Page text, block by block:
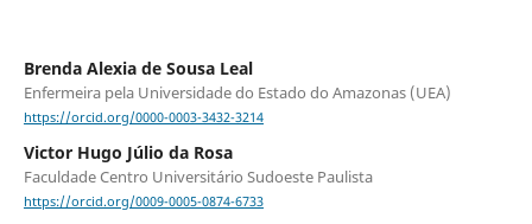
Brenda Alexia de Sousa Leal
Enfermeira pela Universidade do Estado do Amazonas (UEA)
https://orcid.org/0000-0003-3432-3214
Victor Hugo Júlio da Rosa
Faculdade Centro Universitário Sudoeste Paulista
https://orcid.org/0009-0005-0874-6733